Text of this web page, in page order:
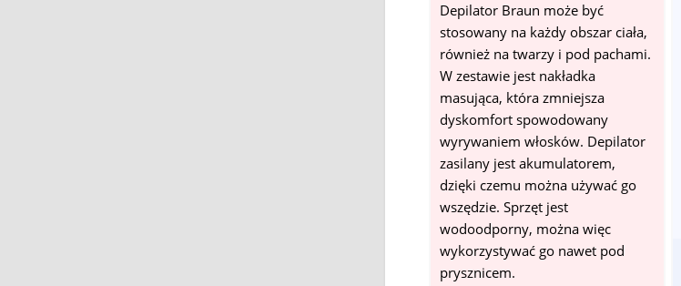
Depilator Braun może być
stosowany na każdy obszar ciała,
również na twarzy i pod pachami.
W zestawie jest nakładka
masująca, która zmniejsza
dyskomfort spowodowany
wyrywaniem włosków. Depilator
zasilany jest akumulatorem,
dzięki czemu można używać go
wszędzie. Sprzęt jest
wodoodporny, można więc
wykorzystywać go nawet pod
prysznicem.